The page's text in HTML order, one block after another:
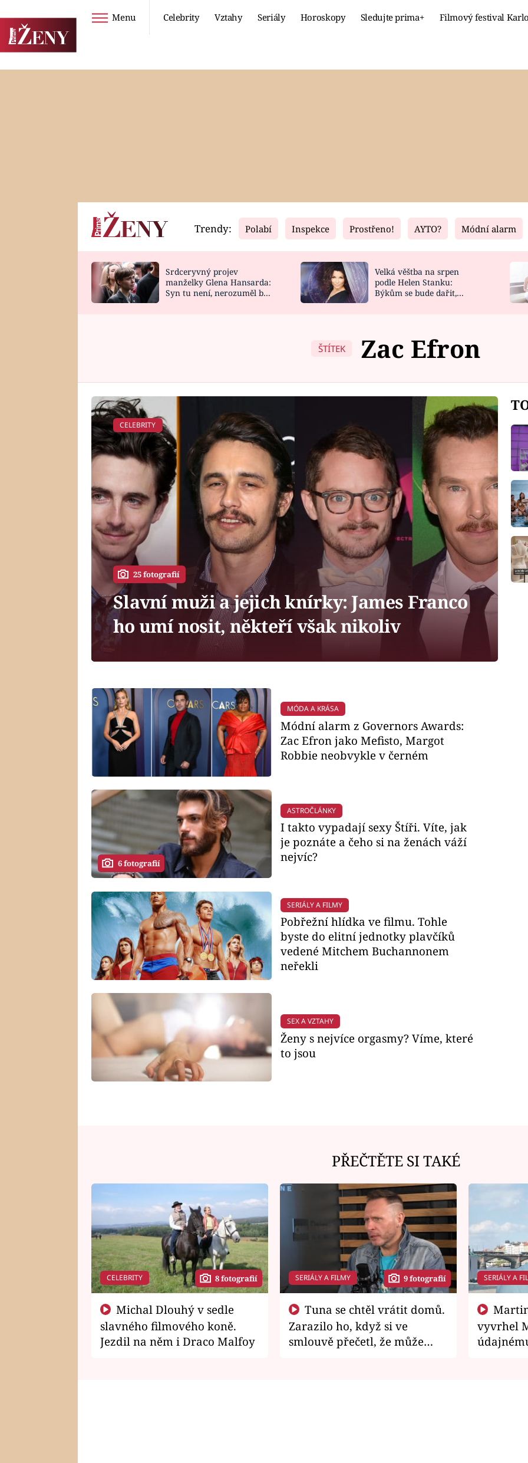
Menu Celebrity Vztahy Seriály Horoskopy Sledujte prima+ Filmový festival
Horoskopy
HOROSKOP NA
Video
CELEBRITY
VAŘENÍ
Fresh
NOVINKY
VIDEORECEPTY
Living
DESIGN
Trendy: Polabí Inspekce Prostřeno! AYTO? Módní alarm
Srdceryvný projev
manželky Glena Hansarda:
Syn tu není, nerozuměl by
Velká věštba na srpen
podle Helen Stanku:
Býkům se bude dařit,
ŠTÍTEK Zac Efron
CELEBRITY
25 fotografií
Slavní muži a jejich knírky: James Franco
ho umí nosit, někteří však nikoliv
MÓDA A KRÁSA
Módní alarm z Governors Awards:
Zac Efron jako Mefisto, Margot
Robbie neobvykle v černém
6 fotografií
ASTROČLÁNKY
I takto vypadají sexy Štíři. Víte, jak
je poznáte a čeho si na ženách váží
nejvíc?
SERIÁLY A FILMY
Pobřežní hlídka ve filmu. Tohle
byste do elitní jednotky plavčíků
vedené Mitchem Buchannonem
neřekli
SEX A VZTAHY
Ženy s nejvíce orgasmy? Víme, které
to jsou
PŘEČTĚTE SI TAKÉ
CELEBRITY 8 fotografií
slavného filmového koně.
Jezdil na něm i Draco Malfoy
SERIÁLY A FILMY 9 fotografií
Zarazilo ho, když si ve
smlouvě přečetl, že může
SERIÁLY A
vyvrhel